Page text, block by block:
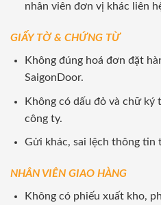
nhân viên đơn vị khác liên
GIẤY TỜ & CHỨNG TỪ
Không đúng hoá đơn đặt
SaigonDoor.
Không có dấu đỏ và chữ
công ty.
Gửi khác, sai lệch thông tin
NHÂN VIÊN GIAO HÀNG
Không có phiếu xuất kho,